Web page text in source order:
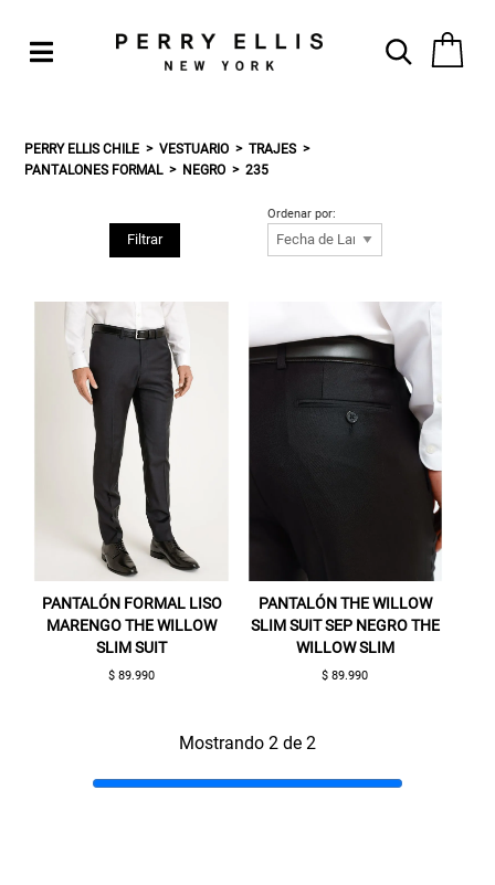
PERRY ELLIS CHILE VESTUARIO
TRAJES
PANTALONES FORMAL
NEGRO 235
Filtrar
Ordenar por:
PANTALÓN FORMAL LISO
MARENGO THE WILLOW
SLIM SUIT
$ 89.990
PANTALÓN THE WILLOW
SLIM SUIT SEP NEGRO THE
WILLOW SLIM
$ 89.990
Mostrando 2 de 2
Gracias por inscribirte!
Aquí esta tu cupón, usalo en tu siguiente